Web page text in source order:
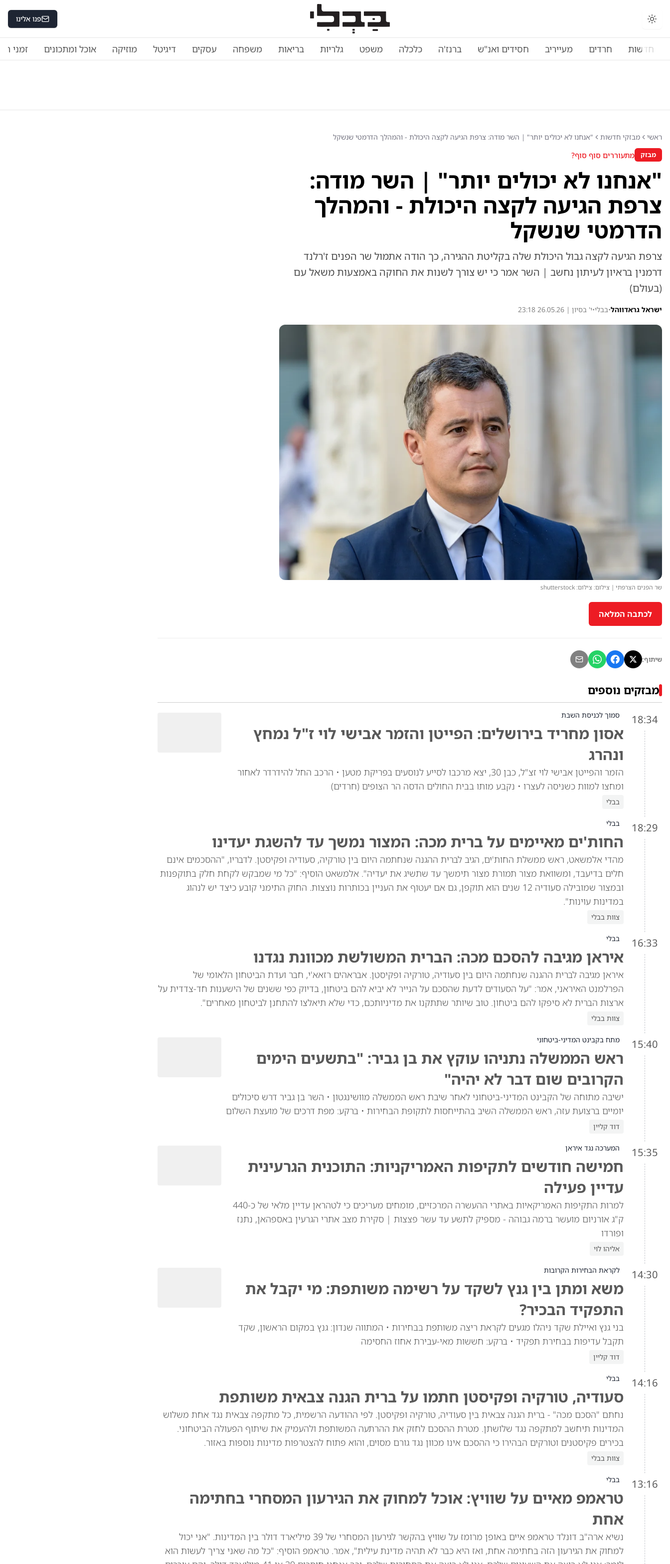
פנו אלינו
חדשות חרדים מעייריב חסידים ואנ"ש ברנז'ה כלכלה משפט גלריות בריאות משפחה עסקים דיגיטל מוזיקה אוכל ומתכונים זמני
ראשי מבזקי חדשות "אנחנו לא יכולים יותר" | השר מודה: צרפת הגיעה לקצה היכולת - והמהלך הדרמטי שנשקל
מבזק מתעוררים סוף סוף?
"אנחנו לא יכולים יותר" | השר מודה:
צרפת הגיעה לקצה היכולת - והמהלך
הדרמטי שנשקל
צרפת הגיעה לקצה גבול היכולת שלה בקליטת ההגירה, כך הודה אתמול שר הפנים ז'רלנד
דרמנין בראיון לעיתון נחשב | השר אמר כי יש צורך לשנות את החוקה באמצעות משאל עם
(בעולם)
ישראל גראדווהל•בבלי•י' בסיון | 26.05.26 23:18
שר הפנים הצרפתי | צילום: צילום: shutterstock
לכתבה המלאה
שיתוף:
מבזקים נוספים
18:34 סמוך לכניסת השבת
אסון מחריד בירושלים: הפייטן והזמר אבישי לוי ז"ל נמחץ
ונהרג
הזמר והפייטן אבישי לוי זצ"ל, כבן 30, יצא מרכבו לסייע לנוסעים בפריקת מטען • הרכב החל להידרדר לאחור
ומחצו למוות כשניסה לעצרו • נקבע מותו בבית החולים הדסה הר הצופים (חרדים)
בבלי
18:29 בבלי
החות'ים מאיימים על ברית מכה: המצור נמשך עד להשגת יעדינו
מהדי אלמשאט, ראש ממשלת החות'ים, הגיב לברית ההגנה שנחתמה היום בין טורקיה, סעודיה ופקיסטן. לדבריו, "ההסכמים אינם
חלים בדיעבד, ומשוואת מצור תמורת מצור תימשך עד שתשיג את יעדיה". אלמשאט הוסיף: "כל מי שמבקש לקחת חלק בתוקפנות
ובמצור שמובילה סעודיה 12 שנים הוא תוקפן, גם אם יעטוף את העניין בכותרות נוצצות. החוק התימני קובע כיצד יש לנהוג
במדינות עוינות".
צוות בבלי
16:33 בבלי
איראן מגיבה להסכם מכה: הברית המשולשת מכוונת נגדנו
איראן מגיבה לברית ההגנה שנחתמה היום בין סעודיה, טורקיה ופקיסטן. אבראהים רזאא'י, חבר ועדת הביטחון הלאומי של
הפרלמנט האיראני, אמר: "על הסעודים לדעת שהסכם על הנייר לא יביא להם ביטחון, בדיוק כפי ששנים של הישענות חד-צדדית על
ארצות הברית לא סיפקו להם ביטחון. טוב שיותר שתתקנו את מדיניותכם, כדי שלא תיאלצו להתחנן לביטחון מאחרים".
צוות בבלי
15:40 מתח בקבינט המדיני-ביטחוני
ראש הממשלה נתניהו עוקץ את בן גביר: "בתשעים הימים
הקרובים שום דבר לא יהיה"
ישיבה מתוחה של הקבינט המדיני-ביטחוני לאחר שיבת ראש הממשלה מוושינגטון • השר בן גביר דרש סיכולים
יומיים ברצועת עזה, ראש הממשלה השיב בהתייחסות לתקופת הבחירות • ברקע: מפת דרכים של מועצת השלום
דוד קליין
15:35 המערכה נגד איראן
חמישה חודשים לתקיפות האמריקניות: התוכנית הגרעינית
עדיין פעילה
למרות התקיפות האמריקאיות באתרי ההעשרה המרכזיים, מומחים מעריכים כי לטהראן עדיין מלאי של כ-440
ק"ג אורניום מועשר ברמה גבוהה - מספיק לתשע עד עשר פצצות | סקירת מצב אתרי הגרעין באספהאן, נתנז
ופורדו
אליהו לוי
14:30 לקראת הבחירות הקרובות
משא ומתן בין גנץ לשקד על רשימה משותפת: מי יקבל את
התפקיד הבכיר?
בני גנץ ואיילת שקד ניהלו מגעים לקראת ריצה משותפת בבחירות • המתווה שנדון: גנץ במקום הראשון, שקד
תקבל עדיפות בבחירת תפקיד • ברקע: חששות מאי-עבירת אחוז החסימה
דוד קליין
14:16 בבלי
סעודיה, טורקיה ופקיסטן חתמו על ברית הגנה צבאית משותפת
נחתם "הסכם מכה" - ברית הגנה צבאית בין סעודיה, טורקיה ופקיסטן. לפי ההודעה הרשמית, כל מתקפה צבאית נגד אחת משלוש
המדינות תיחשב למתקפה נגד שלושתן. מטרת ההסכם לחזק את ההרתעה המשותפת ולהעמיק את שיתוף הפעולה הביטחוני.
בכירים פקיסטנים וטורקים הבהירו כי ההסכם אינו מכוון נגד גורם מסוים, והוא פתוח להצטרפות מדינות נוספות באזור.
צוות בבלי
13:16 בבלי
טראמפ מאיים על שוויץ: אוכל למחוק את הגירעון המסחרי בחתימה
אחת
נשיא ארה"ב דונלד טראמפ איים באופן מרומז על שוויץ בהקשר לגירעון המסחרי של 39 מיליארד דולר בין המדינות. "אני יכול
למחוק את הגירעון הזה בחתימה אחת, ואז היא כבר לא תהיה מדינת עילית", אמר. טראמפ הוסיף: "כל מה שאני צריך לעשות הוא